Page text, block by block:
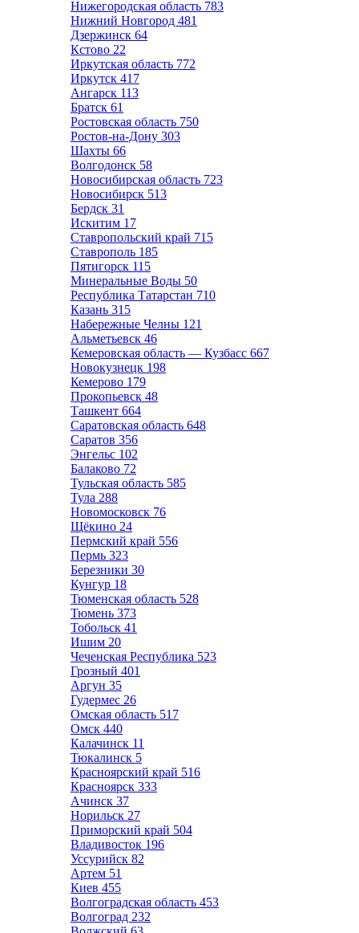
Нижегородская область 783
Нижний Новгород 481
Дзержинск 64
Кстово 22
Иркутская область 772
Иркутск 417
Ангарск 113
Братск 61
Ростовская область 750
Ростов-на-Дону 303
Шахты 66
Волгодонск 58
Новосибирская область 723
Новосибирск 513
Бердск 31
Искитим 17
Ставропольский край 715
Ставрополь 185
Пятигорск 115
Минеральные Воды 50
Республика Татарстан 710
Казань 315
Набережные Челны 121
Альметьевск 46
Кемеровская область — Кузбасс 667
Новокузнецк 198
Кемерово 179
Прокопьевск 48
Ташкент 664
Саратовская область 648
Саратов 356
Энгельс 102
Балаково 72
Тульская область 585
Тула 288
Новомосковск 76
Щёкино 24
Пермский край 556
Пермь 323
Березники 30
Кунгур 18
Тюменская область 528
Тюмень 373
Тобольск 41
Ишим 20
Чеченская Республика 523
Грозный 401
Аргун 35
Гудермес 26
Омская область 517
Омск 440
Калачинск 11
Тюкалинск 5
Красноярский край 516
Красноярск 333
Ачинск 37
Норильск 27
Приморский край 504
Владивосток 196
Уссурийск 82
Артем 51
Киев 455
Волгоградская область 453
Волгоград 232